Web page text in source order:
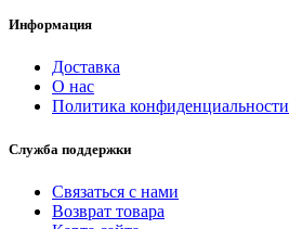
Информация
Доставка
О нас
Политика конфиденциальности
Служба поддержки
Связаться с нами
Возврат товара